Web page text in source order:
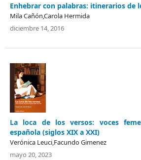
Enhebrar con palabras: itinerarios de
Mila Cañón,Carola Hermida
diciembre 14, 2016
La loca de los versos: voces
española (siglos XIX a XXI)
Verónica Leuci,Facundo Gimenez
mayo 20, 2023